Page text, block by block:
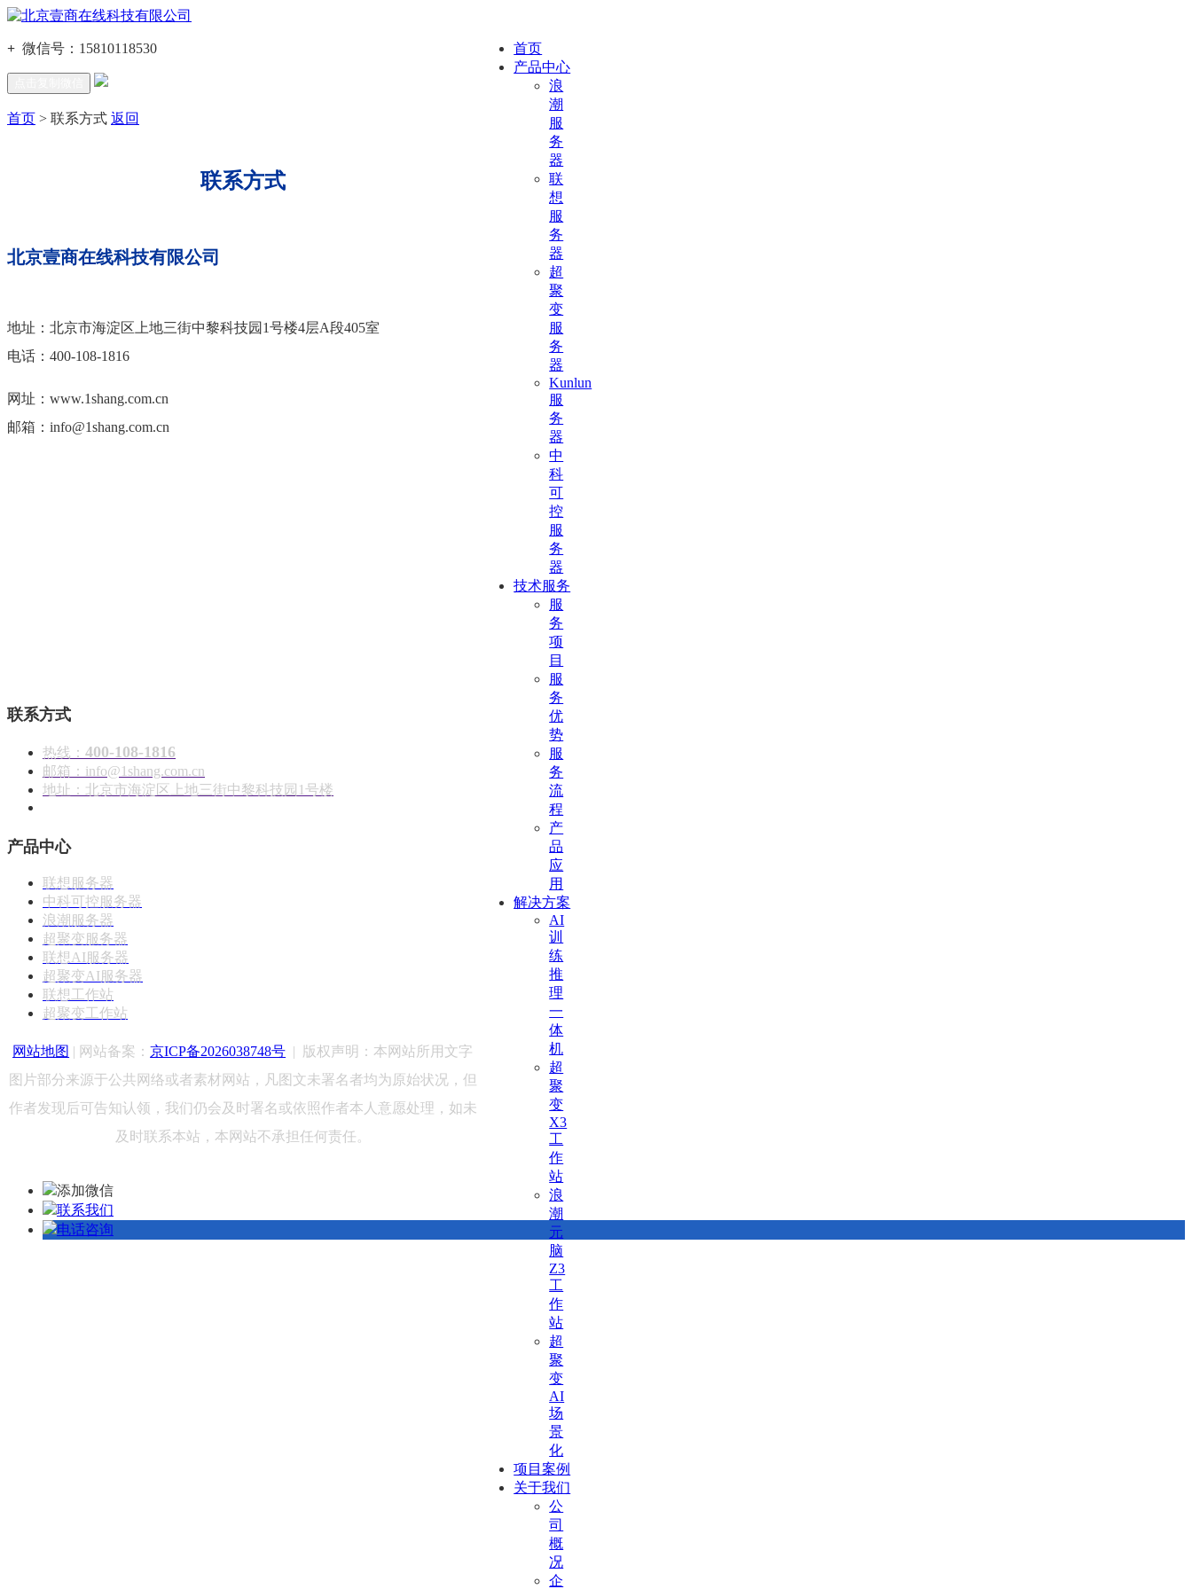
首页
产品中心
浪
潮
服
务
器
联
想
服
务
器
超
聚
变
服
务
器
Kunlun
服
务
器
中
科
可
控
服
务
器
技术服务
服
务
项
目
服
务
优
势
服
务
流
程
产
品
应
用
解决方案
AI
训
练
推
理
一
体
机
超
聚
变
X3
工
作
站
浪
潮
元
脑
Z3
工
作
站
超
聚
变
AI
场
景
化
项目案例
关于我们
公
司
概
况
企
+ 微信号： 15810118530
首页 > 联系方式 返回
联系方式
北京壹商在线科技有限公司
地址：北京市海淀区上地三街中黎科技园1号楼4层A段405室
电话：400-108-1816
网址：www.1shang.com.cn
邮箱：info@1shang.com.cn
联系方式
热线： 400-108-1816
邮箱：info@1shang.com.cn
地址：北京市海淀区上地三街中黎科技园1号楼
产品中心
联想服务器
中科可控服务器
浪潮服务器
超聚变服务器
联想AI服务器
超聚变AI服务器
联想工作站
超聚变工作站
网站地图 | 网站备案：京ICP备2026038748号 | 版权声明： 本网站所用文字
图片部分来源于公共网络或者素材网站，凡图文未署名者均为原始状况，但
作者发现后可告知认领，我们仍会及时署名或依照作者本人意愿处理，如未
及时联系本站，本网站不承担任何责任。
添加微信
联系我们
电话咨询